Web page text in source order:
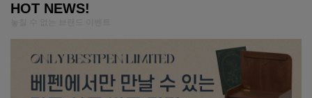
HOT NEWS!